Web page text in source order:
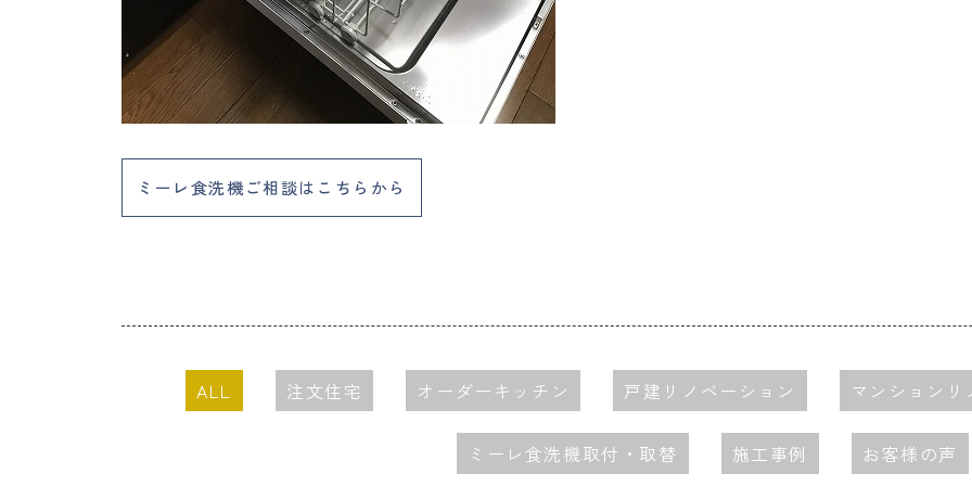
ミーレ食洗機ご相談はこちらから
ALL 注文住宅 オーダーキッチン 戸建リノベーション マンションリ
ミーレ食洗機取付・取替 施工事例 お客様の声